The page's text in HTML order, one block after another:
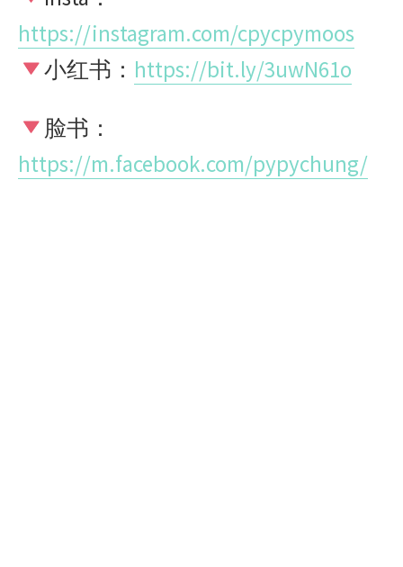
https://instagram.com/cpycpymoos
小红书： https://bit.ly/3uwN61o
脸书：
https://m.facebook.com/pypychung/